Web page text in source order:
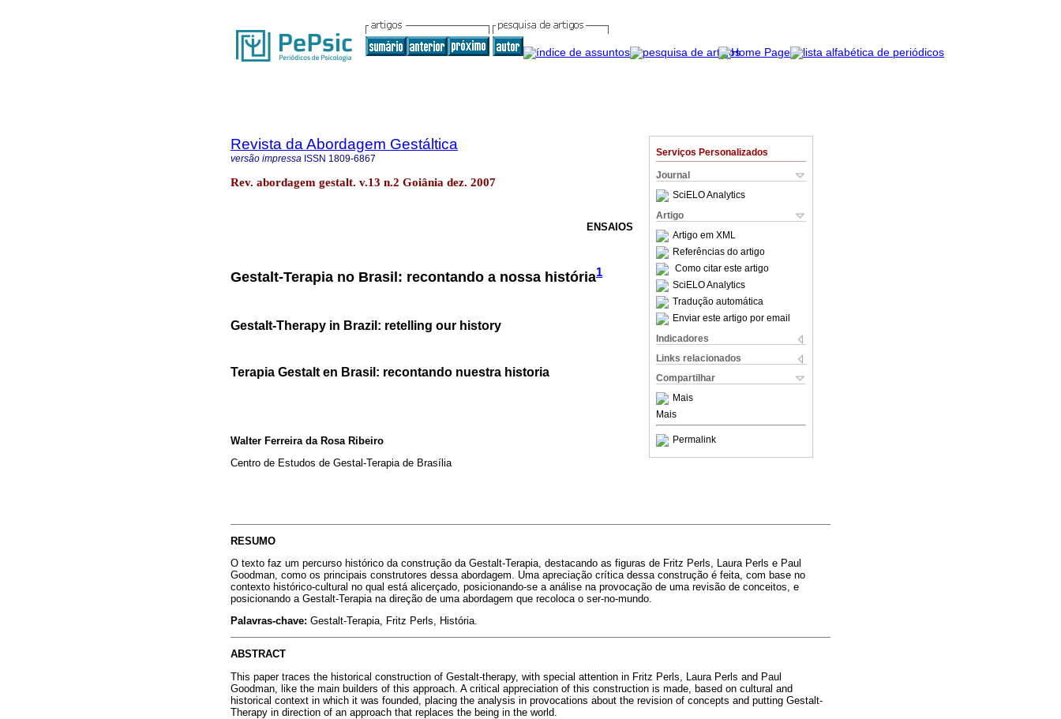
Serviços Personalizados
Journal
SciELO Analytics
Artigo
Artigo em XML
Referências do artigo
Como citar este artigo
SciELO Analytics
Tradução automática
Enviar este artigo por email
Indicadores
Links relacionados
Compartilhar
Mais
Mais
Permalink
Revista da Abordagem Gestáltica
versão impressa ISSN 1809-6867
Rev. abordagem gestalt. v.13 n.2 Goiânia dez. 2007
ENSAIOS
Gestalt-Terapia no Brasil: recontando a nossa história1
Gestalt-Therapy in Brazil: retelling our history
Terapia Gestalt en Brasil: recontando nuestra historia
Walter Ferreira da Rosa Ribeiro
Centro de Estudos de Gestal-Terapia de Brasília
RESUMO
O texto faz um percurso histórico da construção da Gestalt-Terapia, destacando as figuras de Fritz Perls, Laura Perls e Paul
Goodman, como os principais construtores dessa abordagem. Uma apreciação crítica dessa construção é feita, com base no
contexto histórico-cultural no qual está alicerçado, posicionando-se a análise na provocação de uma revisão de conceitos, e
posicionando a Gestalt-Terapia na direção de uma abordagem que recoloca o ser-no-mundo.
Palavras-chave: Gestalt-Terapia, Fritz Perls, História.
ABSTRACT
This paper traces the historical construction of Gestalt-therapy, with special attention in Fritz Perls, Laura Perls and Paul
Goodman, like the main builders of this approach. A critical appreciation of this construction is made, based on cultural and
historical context in which it was founded, placing the analysis in provocations about the revision of concepts and putting Gestalt-
Therapy in direction of an approach that replaces the being in the world.